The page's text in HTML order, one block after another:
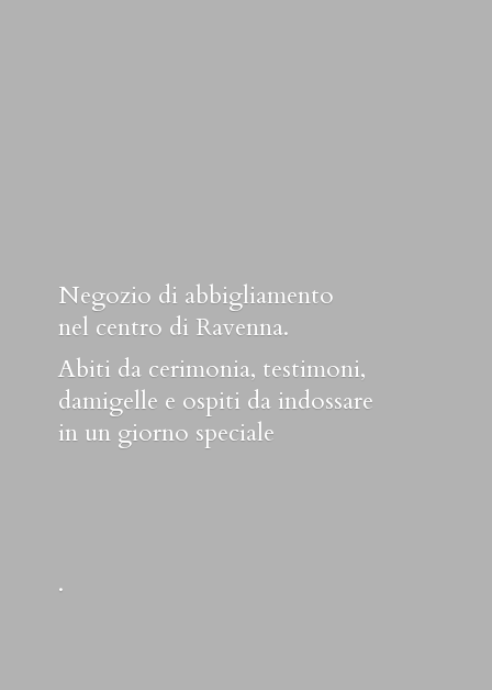
Negozio di abbigliamento
nel centro di Ravenna.
Abiti da cerimonia, testimoni,
damigelle e ospiti da indossare
in un giorno speciale
.